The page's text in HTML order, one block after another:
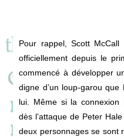
Pour rappel, Scott
officiellement depuis le
commencé à développer
digne d’un loup-garou que
lui. Même si la connexion
dès l’attaque de Peter
deux personnages se sont